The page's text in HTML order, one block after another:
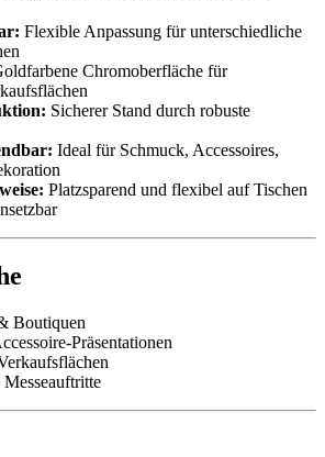
Flexible Anpassung für unterschiedliche
Chromoberfläche für
Sicherer Stand durch robuste
Ideal für Schmuck, Accessoires,
Platzsparend und flexibel auf Tischen
Boutiquen
Präsentationen